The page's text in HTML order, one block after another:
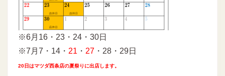
※6月16・23・24・30日
※7月7・14・ 21 ・ 27 ・28・29日
20日はマツダ西条店の夏祭りに出店します。